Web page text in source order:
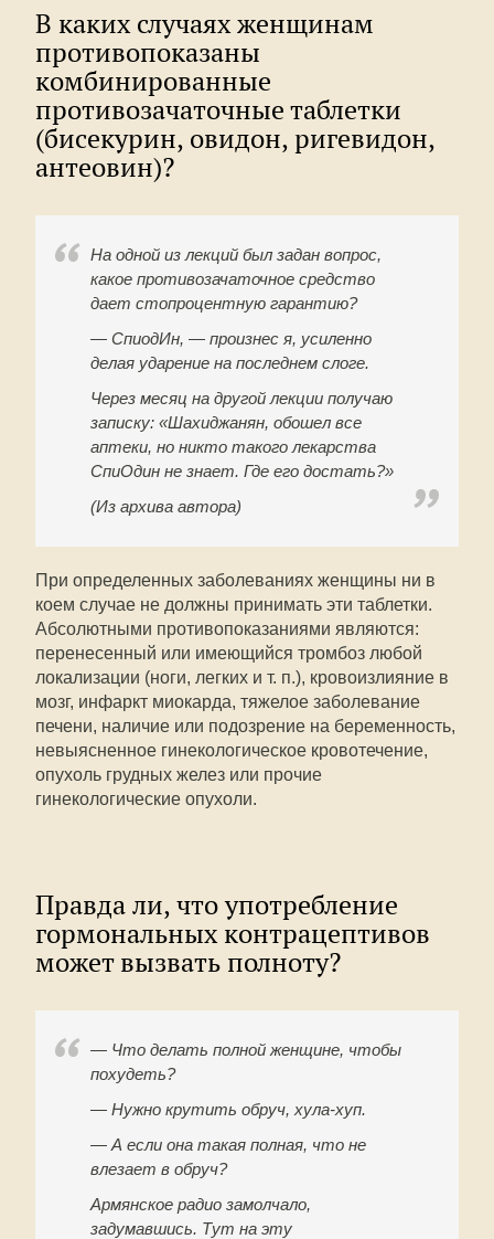
В каких случаях женщинам
противопоказаны
комбинированные
противозачаточные таблетки
(бисекурин, овидон, ригевидон,
антеовин)?
На одной из лекций был задан вопрос,
какое противозачаточное средство
дает стопроцентную гарантию?
— СпиодИн, — произнес я, усиленно
делая ударение на последнем слоге.
Через месяц на другой лекции получаю
записку: «Шахиджанян, обошел все
аптеки, но никто такого лекарства
СпиОдин не знает. Где его достать?»
(Из архива автора)
При определенных заболеваниях женщины ни в
коем случае не должны принимать эти таблетки.
Абсолютными противопоказаниями являются:
перенесенный или имеющийся тромбоз любой
локализации (ноги, легких и т. п.), кровоизлияние в
мозг, инфаркт миокарда, тяжелое заболевание
печени, наличие или подозрение на беременность,
невыясненное гинекологическое кровотечение,
опухоль грудных желез или прочие
гинекологические опухоли.
Правда ли, что употребление
гормональных контрацептивов
может вызвать полноту?
— Что делать полной женщине, чтобы
похудеть?
— Нужно крутить обруч, хула-хуп.
— А если она такая полная, что не
влезает в обруч?
Армянское радио замолчало,
задумавшись. Тут на эту